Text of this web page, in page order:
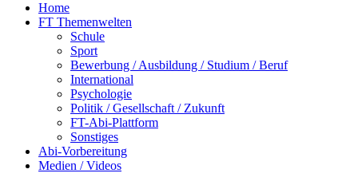
Home
FT Themenwelten
Schule
Sport
Bewerbung / Ausbildung / Studium / Beruf
International
Psychologie
Politik / Gesellschaft / Zukunft
FT-Abi-Plattform
Sonstiges
Abi-Vorbereitung
Medien / Videos